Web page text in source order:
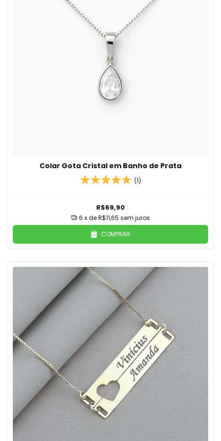
Colar Gota Cristal em Banho de Prata
(1)
R$69,90
6 x deR$11,65 sem juros
COMPRAR